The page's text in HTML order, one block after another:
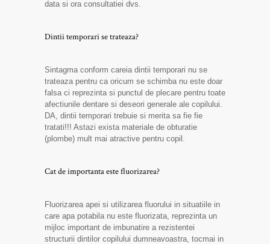
data si ora consultatiei dvs.
Dintii temporari se trateaza?
Sintagma conform careia dintii temporari nu se
trateaza pentru ca oricum se schimba nu este doar
falsa ci reprezinta si punctul de plecare pentru toate
afectiunile dentare si deseori generale ale copilului.
DA, dintii temporari trebuie si merita sa fie fie
tratati!!! Astazi exista materiale de obturatie
(plombe) mult mai atractive pentru copil.
Cat de importanta este fluorizarea?
Fluorizarea apei si utilizarea fluorului in situatiile in
care apa potabila nu este fluorizata, reprezinta un
mijloc important de imbunatire a rezistentei
structurii dintilor copilului dumneavoastra, tocmai in